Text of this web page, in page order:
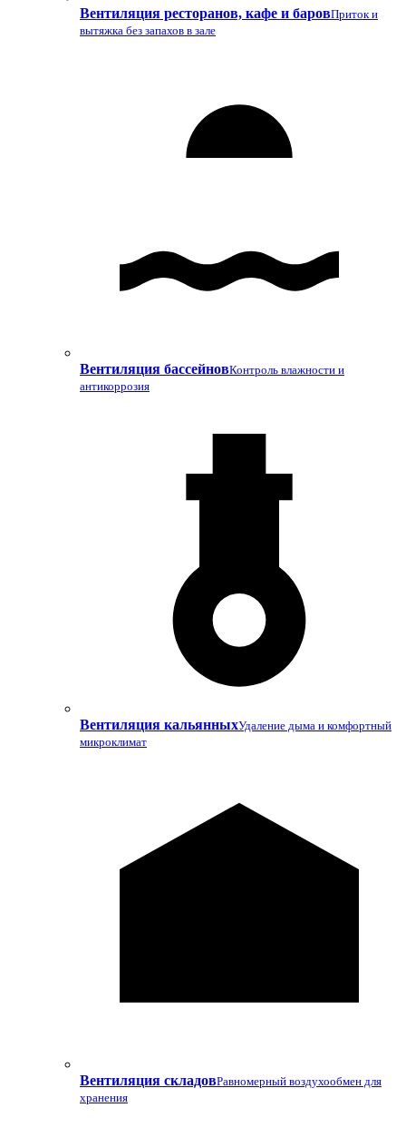
Вентиляция ресторанов, кафе и баровПриток и
вытяжка без запахов в зале
Вентиляция бассейновКонтроль влажности и
антикоррозия
Вентиляция кальянныхУдаление дыма и комфортный
микроклимат
Вентиляция складовРавномерный воздухообмен для
хранения